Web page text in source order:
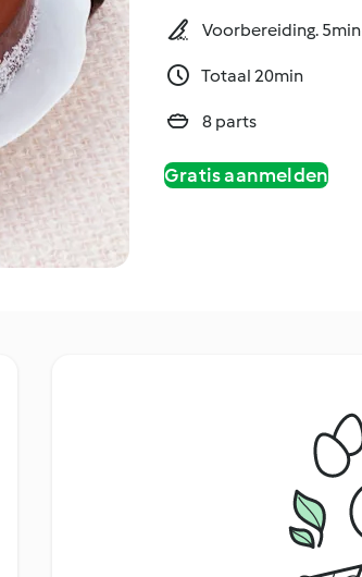
Voorbereiding. 5min
Totaal 20min
8 parts
Gratis aanmelden